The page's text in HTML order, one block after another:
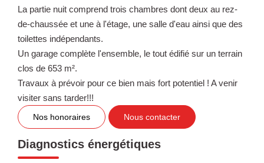
La partie nuit comprend trois chambres dont deux au rez-
de-chaussée et une à l'étage, une salle d'eau ainsi que des
toilettes indépendants.
Un garage complète l'ensemble, le tout édifié sur un terrain
clos de 653 m².
Travaux à prévoir pour ce bien mais fort potentiel ! A venir
visiter sans tarder!!!
Nos honoraires Nous contacter
Diagnostics énergétiques